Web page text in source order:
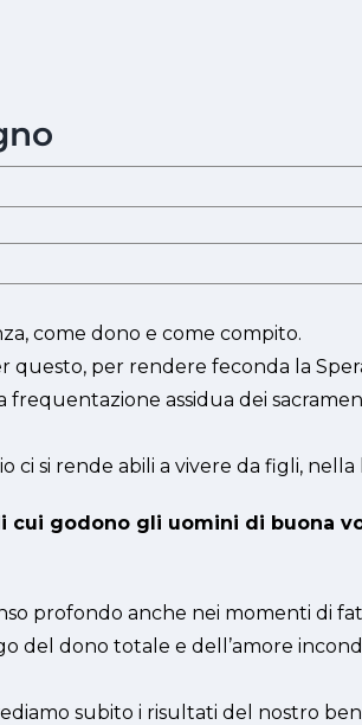
come dono e come compito.
questo, per rendere feconda la
assidua dei
ci si rende abili a vivere da figli, nella
cui godono gli uomini di buona
profondo anche nei momenti di
del dono totale e dell’amore
subito i risultati del nostro